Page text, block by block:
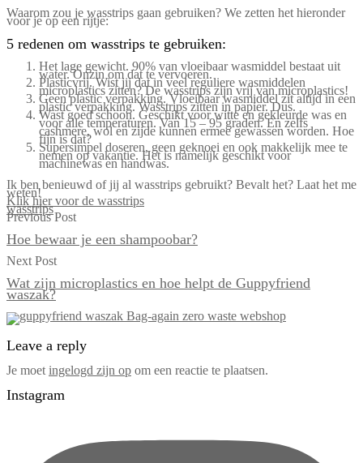
Waarom zou je wasstrips gaan gebruiken? We zetten het hieronder
voor je op een rijtje:
5 redenen om wasstrips te gebruiken:
Het lage gewicht. 90% van vloeibaar wasmiddel bestaat uit
water. Onzin om dat te vervoeren.
Plasticvrij. Wist jij dat in veel reguliere wasmiddelen
microplastics zitten? De wasstrips zijn vrij van microplastics!
Geen plastic verpakking. Vloeibaar wasmiddel zit altijd in een
plastic verpakking. Wasstrips zitten in papier. Dus.
Wast goed schoon. Geschikt voor witte en gekleurde was en
voor alle temperaturen. Van 15 – 95 graden. En zelfs
cashmere, wol en zijde kunnen ermee gewassen worden. Hoe
fijn is dat?
Supersimpel doseren, geen geknoei en ook makkelijk mee te
nemen op vakantie. Het is namelijk geschikt voor
machinewas en handwas.
Ik ben benieuwd of jij al wasstrips gebruikt? Bevalt het? Laat het me
weten!
Klik hier voor de wasstrips
wasstrips
Previous Post
Hoe bewaar je een shampoobar?
Next Post
Wat zijn microplastics en hoe helpt de Guppyfriend
waszak?
Leave a reply
Je moet ingelogd zijn op om een reactie te plaatsen.
Instagram